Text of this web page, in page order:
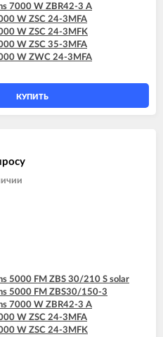
7000 W ZBR42-3 A
W ZSC 24-3MFA
W ZSC 24-3MFK
W ZSC 35-3MFA
W ZWC 24-3MFA
W ZWC 24-3MFK
W ZWC 28-3MFA
W ZWC 28-3MFK
W ZWC 35-3MFA
КУПИТЬ
5000 FM ZBS 30/210 S solar
5000 FM ZBS30/150-3
7000 W ZBR42-3 A
W ZSC 24-3MFA
W ZSC 24-3MFK